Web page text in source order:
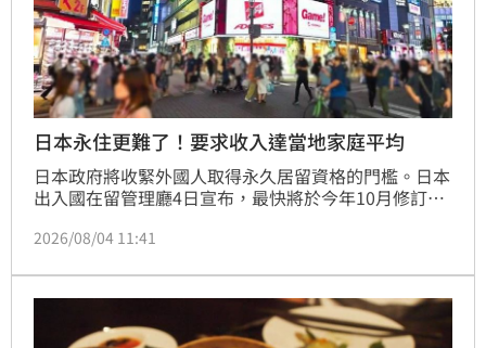
日本永住更難了！要求收入達當地家庭平均
日本政府將收緊外國人取得永久居留資格的門檻。日本
出入國在留管理廳4日宣布，最快將於今年10月修訂
明確條件，未來申請日本永久居留將面臨更嚴格審查。
2026/08/04 11:41